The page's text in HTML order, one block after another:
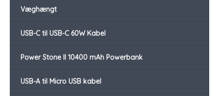
Væghængt
USB-C til USB-C 60W Kabel
Power Stone II 10400 mAh Powerbank
USB-A til Micro USB kabel